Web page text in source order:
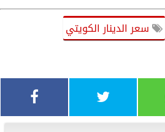
سعر الدينار الكويتي